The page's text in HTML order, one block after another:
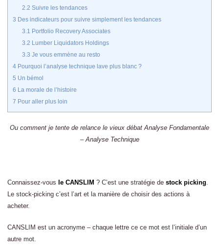
2.2 Suivre les tendances
3 Des indicateurs pour suivre simplement les tendances
3.1 Portfolio Recovery Associates
3.2 Lumber Liquidators Holdings
3.3 Je vous emmène au resto
4 Pourquoi l’analyse technique lave plus blanc ?
5 Un bémol
6 La morale de l’histoire
7 Pour aller plus loin
Ou comment je tente de relance le vieux débat Analyse Fondamentale
– Analyse Technique
Connaissez-vous le CANSLIM ? C’est une stratégie de stock picking.
Le stock-picking c’est l’art et la manière de choisir des actions à
acheter.
CANSLIM est un acronyme – chaque lettre ce ce mot est l’initiale d’un
autre mot.